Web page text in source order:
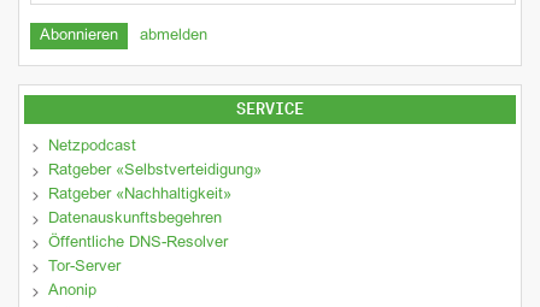
abmelden
SERVICE
Netzpodcast
Ratgeber «Selbstverteidigung»
Ratgeber «Nachhaltigkeit»
Datenauskunftsbegehren
Öffentliche DNS-Resolver
Tor-Server
Anonip